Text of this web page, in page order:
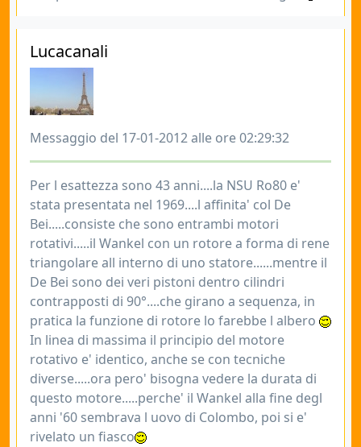
Lucacanali
Messaggio del 17-01-2012 alle ore 02:29:32
Per l esattezza sono 43 anni....la NSU Ro80 e'
stata presentata nel 1969....l affinita' col De
Bei.....consiste che sono entrambi motori
rotativi.....il Wankel con un rotore a forma di rene
triangolare all interno di uno statore......mentre il
De Bei sono dei veri pistoni dentro cilindri
contrapposti di 90°....che girano a sequenza, in
pratica la funzione di rotore lo farebbe l albero
In linea di massima il principio del motore
rotativo e' identico, anche se con tecniche
diverse.....ora pero' bisogna vedere la durata di
questo motore.....perche' il Wankel alla fine degl
anni '60 sembrava l uovo di Colombo, poi si e'
rivelato un fiasco